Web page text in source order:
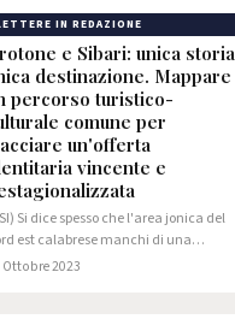
chiavi…
IN REDAZIONE
e Sibari: unica
destinazione. Mappare
percorso turistico-
comune per
un'offerta
vincente e
Si dice spesso che l'area jonica del
est calabrese manchi di una
e di un'offerta culturale
Ottobre 2023